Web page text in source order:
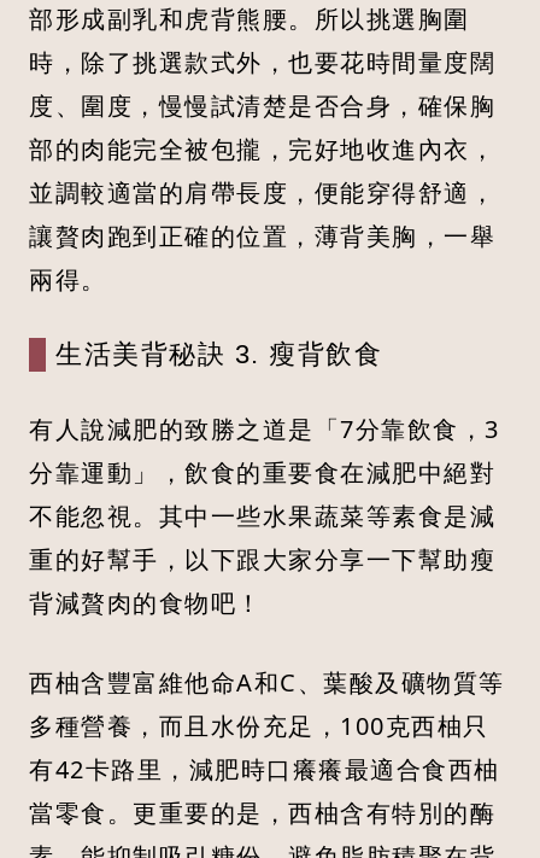
部形成副乳和虎背熊腰。所以挑選胸圍
時，除了挑選款式外，也要花時間量度闊
度、圍度，慢慢試清楚是否合身，確保胸
部的肉能完全被包攏，完好地收進內衣，
並調較適當的肩帶長度，便能穿得舒適，
讓贅肉跑到正確的位置，薄背美胸，一舉
兩得。
生活美背秘訣 3. 瘦背飲食
有人說減肥的致勝之道是「7分靠飲食，3
分靠運動」，飲食的重要食在減肥中絕對
不能忽視。其中一些水果蔬菜等素食是減
重的好幫手，以下跟大家分享一下幫助瘦
背減贅肉的食物吧！
西柚含豐富維他命A和C、葉酸及礦物質等
多種營養，而且水份充足，100克西柚只
有42卡路里，減肥時口癢癢最適合食西柚
當零食。更重要的是，西柚含有特別的酶